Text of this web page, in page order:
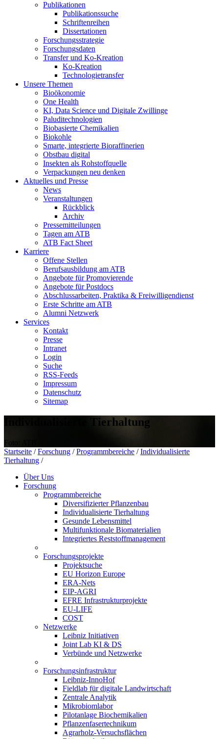
Publikationen
Publikationssuche
Schriftenreihen
Dissertationen
Forschungsstrategie
Forschungsdaten
Transfer und Ko-Kreation
Ko-Kreation
Technologietransfer
Unsere Themen
Bioökonomie
One Health
KI, Data Science und Digitale Zwillinge
Paluditechnologien
Biobasierte Chemikalien
Biokohle
Smarte, integrierte Bioraffinerien
Obstbau digital
Insekten als Rohstoffquelle
Verpackungen neu denken
Aktuelles und Presse
News
Veranstaltungen
Rückblick
Archiv
Pressemitteilungen
Tagen am ATB
ATB Fact Sheet
Karriere
Offene Stellen
Berufsausbildung am ATB
Angebote für Promovierende
Angebote für Postdocs
Abschlussarbeiten, Praktika & Freiwilligendienst
Erste Schritte am ATB
Alumni Netzwerk
Services
Kontakt
Presse
Intranet
Login
Suche
RSS-Feeds
Impressum
Datenschutz
Sitemap
Individualisierte Tierhaltung
Foto: ATB
Startseite / Forschung / Programmbereiche / Individualisierte
Tierhaltung /
Über Uns
Forschung
Programmbereiche
Diversifizierter Pflanzenbau
Individualisierte Tierhaltung
Gesunde Lebensmittel
Multifunktionale Biomaterialien
Integriertes Reststoffmanagement
Forschungsprojekte
Projektsuche
EU Horizon Europe
ERA-Nets
EIP-AGRI
EFRE Infrastrukturprojekte
EU-LIFE
COST
Netzwerke
Leibniz Initiativen
Joint Lab KI & DS
Verbünde und Netzwerke
Forschungsinfrastruktur
Leibniz-InnoHof
Fieldlab für digitale Landwirtschaft
Zentrale Analytik
Mikrobiomlabor
Pilotanlage Biochemikalien
Pflanzenfasertechnikum
Agrarholz-Versuchsflächen